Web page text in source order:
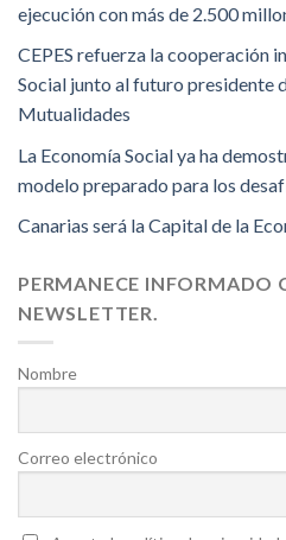
ejecución con más de 2.500
CEPES refuerza la cooperación
Social junto al futuro presidente
Mutualidades
La Economía Social ya ha
modelo preparado para los
Canarias será la Capital de la
PERMANECE INFORMADO
NEWSLETTER.
Nombre
Correo electrónico